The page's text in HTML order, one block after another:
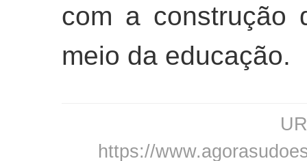
com a construção
meio da educação.
https://